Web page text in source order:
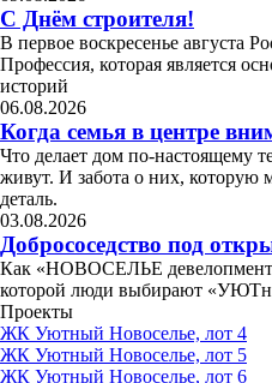
С Днём строителя!
В первое воскресенье августа
Профессия, которая является
историй
06.08.2026
Когда семья в центре
Что делает дом по-настоящему
живут. И забота о них,
деталь.
03.08.2026
Добрососедство под
Как «НОВОСЕЛЬЕ
которой люди выбирают
Проекты
ЖК Уютный Новоселье, лот 4
ЖК Уютный Новоселье, лот 5
ЖК Уютный Новоселье, лот 6